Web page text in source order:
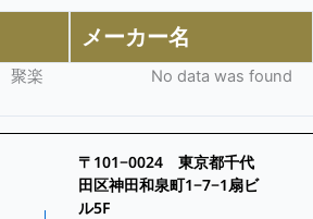
メーカー名
聚楽
No data was found
〒101−0024 東京都千代
田区神田和泉町1−7−1扇ビ
ル5F